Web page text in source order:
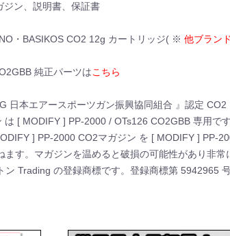
ン、説明書、保証書
・BASIKOS CO2 12g カートリッジ( ※ 他ブラン
純正パーツはこちら
日本エアースポーツガン振興協同組合 』認定 CO2
[ MODIFY ] PP-2000 / OTs126 CO2GBB 専用で
] PP-2000 CO2マガジン を [ MODIFY ] PP-
す。マガジンを温めると破損の可能性があり非常
Trading の登録商標です。登録商標第 5942965